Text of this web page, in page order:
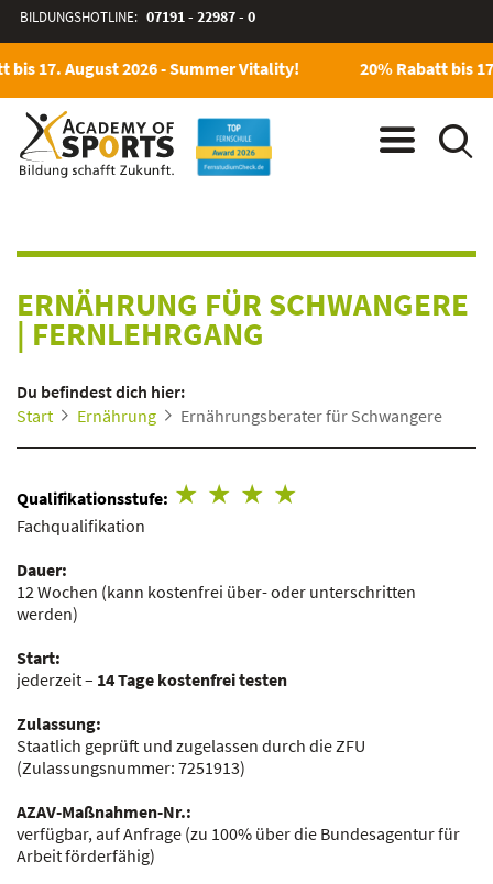
BILDUNGSHOTLINE: 07191 - 22987 - 0
17. August 2026 - Summer Vitality! 20% Rabatt bis
ERNÄHRUNG FÜR SCHWANGERE
| FERNLEHRGANG
Du befindest dich hier:
Start
Ernährung Ernährungsberater für Schwangere
Qualifikationsstufe:
Fachqualifikation
Dauer:
12 Wochen (kann kostenfrei über- oder unterschritten
werden)
Start:
jederzeit – 14 Tage kostenfrei testen
Zulassung:
Staatlich geprüft und zugelassen durch die ZFU
(Zulassungsnummer: 7251913)
AZAV-Maßnahmen-Nr.:
verfügbar, auf Anfrage (zu 100% über die Bundesagentur für
Arbeit förderfähig)